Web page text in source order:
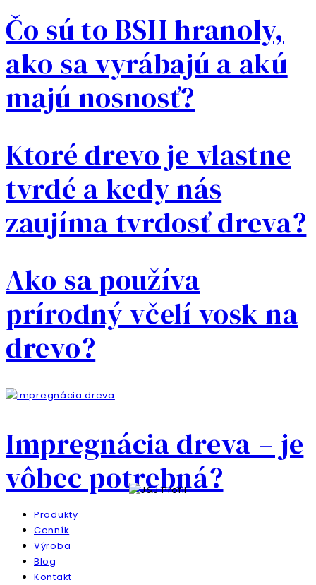
Čo sú to BSH hranoly,
ako sa vyrábajú a akú
majú nosnosť?
Ktoré drevo je vlastne
tvrdé a kedy nás
zaujíma tvrdosť dreva?
Ako sa používa
prírodný včelí vosk na
drevo?
Impregnácia dreva – je
vôbec potrebná?
Produkty
Cenník
Výroba
Blog
Kontakt